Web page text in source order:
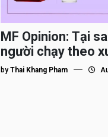
MF Opinion: Tại
người chạy theo
Dupe”?
by Thai Khang Pham